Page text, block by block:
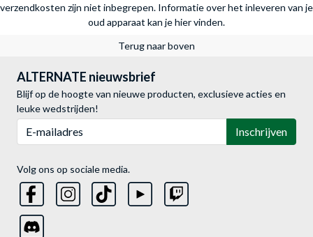
verzendkosten zijn niet inbegrepen. Informatie over het inleveren van je
oud apparaat kan je hier vinden.
Terug naar boven
ALTERNATE nieuwsbrief
Blijf op de hoogte van nieuwe producten, exclusieve acties en
leuke wedstrijden!
Inschrijven
Volg ons op sociale media.